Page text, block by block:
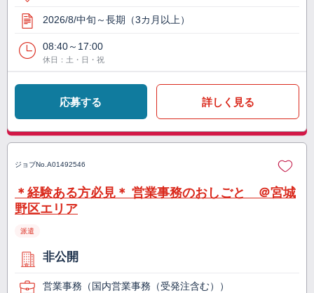
2026/8/中旬～長期（3カ月以上）
08:40～17:00
休日：土・日・祝
応募する 詳しく見る
ジョブNo. A01492546
＊経験ある方必見＊ 営業事務のおしごと ＠宮城
野区エリア
派遣
非公開
営業事務（国内営業事務（受発注含む））